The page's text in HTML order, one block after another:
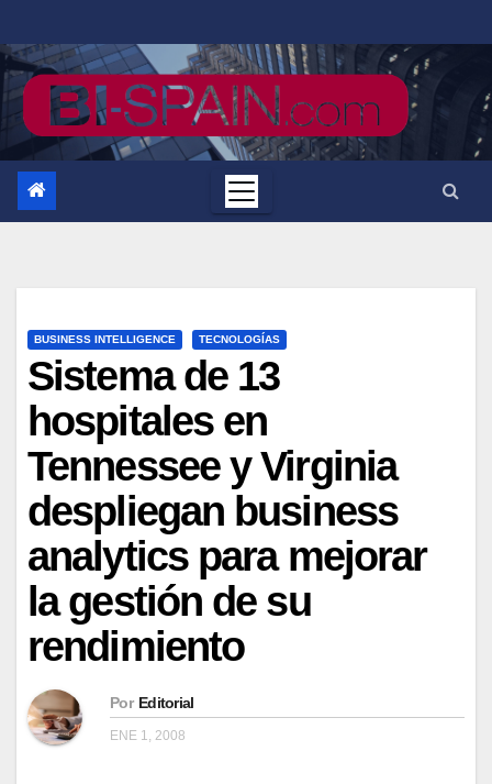
al
contenido
BUSINESS INTELLIGENCE TECNOLOGÍAS
Sistema de 13
hospitales en
Tennessee y Virginia
despliegan business
analytics para mejorar
la gestión de su
rendimiento
Por Editorial
ENE 1, 2008